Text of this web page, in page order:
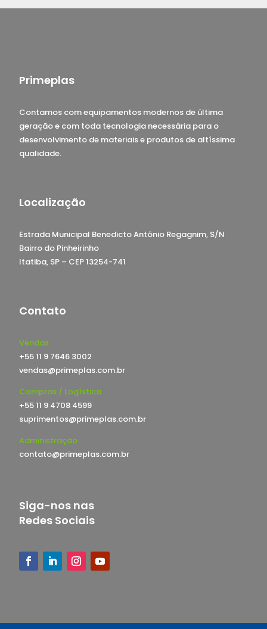
Primeplas
Contamos com equipamentos modernos de última
geração e com toda tecnologia necessária para o
desenvolvimento de materiais e produtos de altíssima
qualidade.
Localização
Estrada Municipal Benedicto Antônio Regagnim, S/N
Bairro do Pinheirinho
Itatiba, SP – CEP 13254-741
Contato
Vendas
+55 11 9 7646 3002
vendas@primeplas.com.br
Compras / Logística
+55 11 9 4708 4599
suprimentos@primeplas.com.br
Administração
contato@primeplas.com.br
Siga-nos nas
Redes Sociais